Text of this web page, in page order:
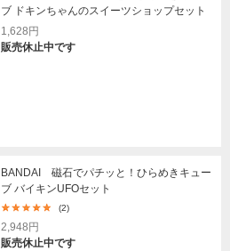
ブ ドキンちゃんのスイーツショップセット
1,628円
販売休止中です
BANDAI 磁石でパチッと！ひらめきキュー
ブ バイキンUFOセット
(2)
2,948円
販売休止中です